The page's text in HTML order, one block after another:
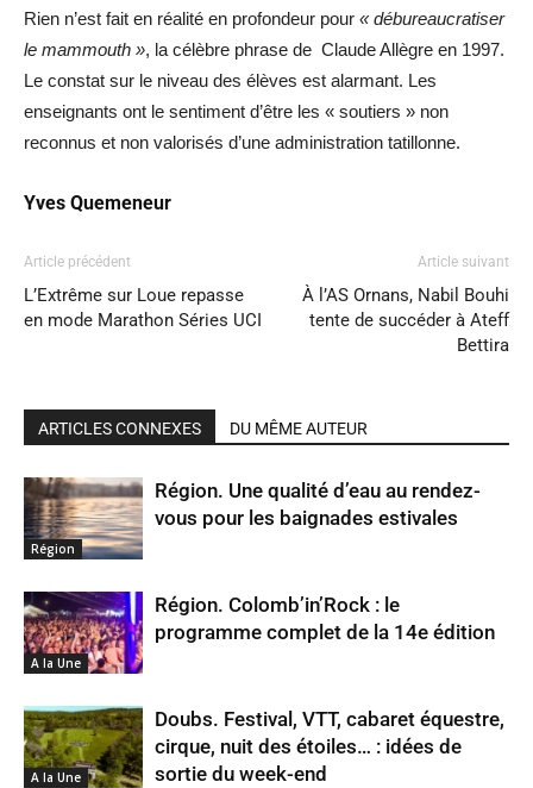
Rien n’est fait en réalité en profondeur pour « débureaucratiser
le mammouth », la célèbre phrase de Claude Allègre en 1997.
Le constat sur le niveau des élèves est alarmant. Les
enseignants ont le sentiment d’être les « soutiers » non
reconnus et non valorisés d’une administration tatillonne.
Yves Quemeneur
Article précédent
L’Extrême sur Loue repasse
en mode Marathon Séries UCI
Article suivant
À l’AS Ornans, Nabil Bouhi
tente de succéder à Ateff
Bettira
ARTICLES CONNEXES DU MÊME AUTEUR
Région
Région. Une qualité d’eau au rendez-
vous pour les baignades estivales
A la Une
Région. Colomb’in’Rock : le
programme complet de la 14e édition
A la Une
Doubs. Festival, VTT, cabaret équestre,
cirque, nuit des étoiles… : idées de
sortie du week-end